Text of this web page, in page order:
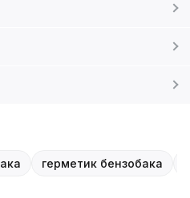
герметик бензобака